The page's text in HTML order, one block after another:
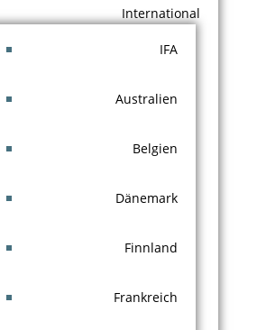
International
IFA
Australien
Belgien
Dänemark
Finnland
Frankreich